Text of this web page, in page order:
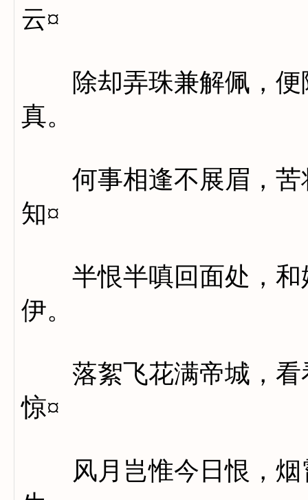
云¤
除却弄珠兼解佩，便
真。
何事相逢不展眉，苦
知¤
半恨半嗔回面处，和
伊。
落絮飞花满帝城，看
惊¤
风月岂惟今日恨，烟